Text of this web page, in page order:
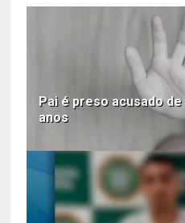
Pai é preso acusado
anos